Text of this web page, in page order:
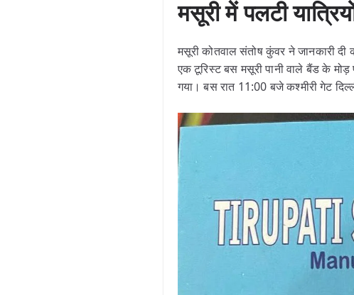
मसूरी में पलटी
मसूरी कोतवाल संतोष कुंवर ने जानकारी
एक टूरिस्ट बस मसूरी पानी वाले बैंड के
गया। बस रात 11:00 बजे कश्मीरी गेट